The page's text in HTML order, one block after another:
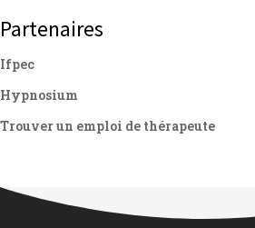
Partenaires
Ifpec
Hypnosium
Trouver un emploi de thérapeute